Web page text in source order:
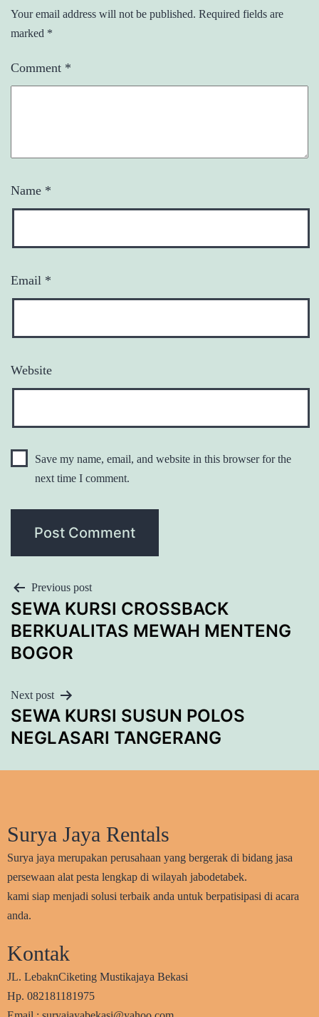
Your email address will not be published. Required fields are
marked *
Comment *
Name *
Email *
Website
Save my name, email, and website in this browser for the
next time I comment.
POST
NAVIGATION
Previous post
SEWA KURSI CROSSBACK
BERKUALITAS MEWAH MENTENG
BOGOR
Next post
SEWA KURSI SUSUN POLOS
NEGLASARI TANGERANG
Surya Jaya Rentals
Surya jaya merupakan perusahaan yang bergerak di bidang jasa
persewaan alat pesta lengkap di wilayah jabodetabek.
kami siap menjadi solusi terbaik anda untuk berpatisipasi di acara
anda.
Kontak
JL. LebaknCiketing Mustikajaya Bekasi
Hp. 082181181975